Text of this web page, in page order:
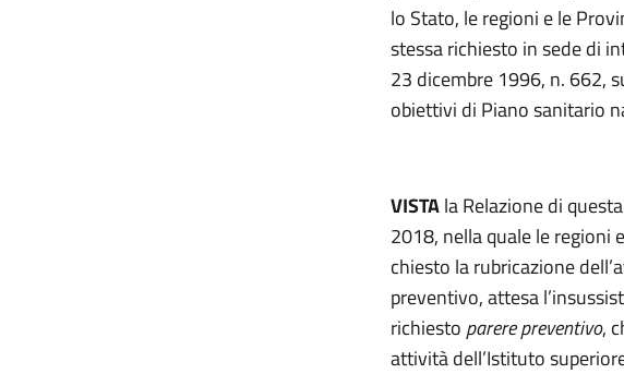
lo Stato, le regioni e le
stessa richiesto in sede di
23 dicembre 1996, n. 662,
obiettivi di Piano sanitario
VISTAla Relazione di
2018, nella quale le regioni
chiesto la rubricazione
preventivo, attesa
richiesto parere preventivo,
attività dell’Istituto